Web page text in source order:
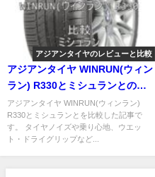
アジアンタイヤのレビューと比較
アジアンタイヤ WINRUN(ウィン
ラン) R330とミシュランとの比
較
アジアンタイヤ WINRUN(ウィンラン)
R330とミシュランとを比較した記事で
す。 タイヤノイズや乗り心地、ウエッ
ト・ドライグリップなど...